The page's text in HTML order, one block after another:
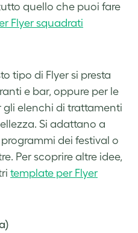
quello che puoi fare
Flyer squadrati
tipo di Flyer si presta
e bar, oppure per le
elenchi di trattamenti
Si adattano a
dei festival o
Per scoprire altre idee,
template per Flyer